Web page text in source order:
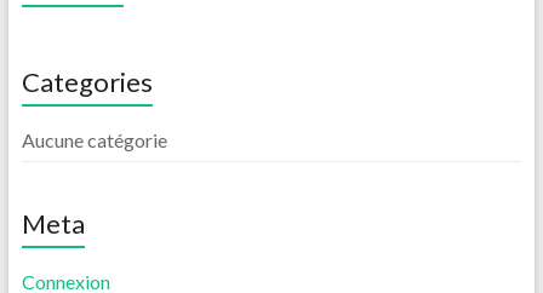
Categories
Aucune catégorie
Meta
Connexion